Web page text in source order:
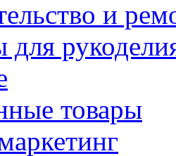
и
для
товары